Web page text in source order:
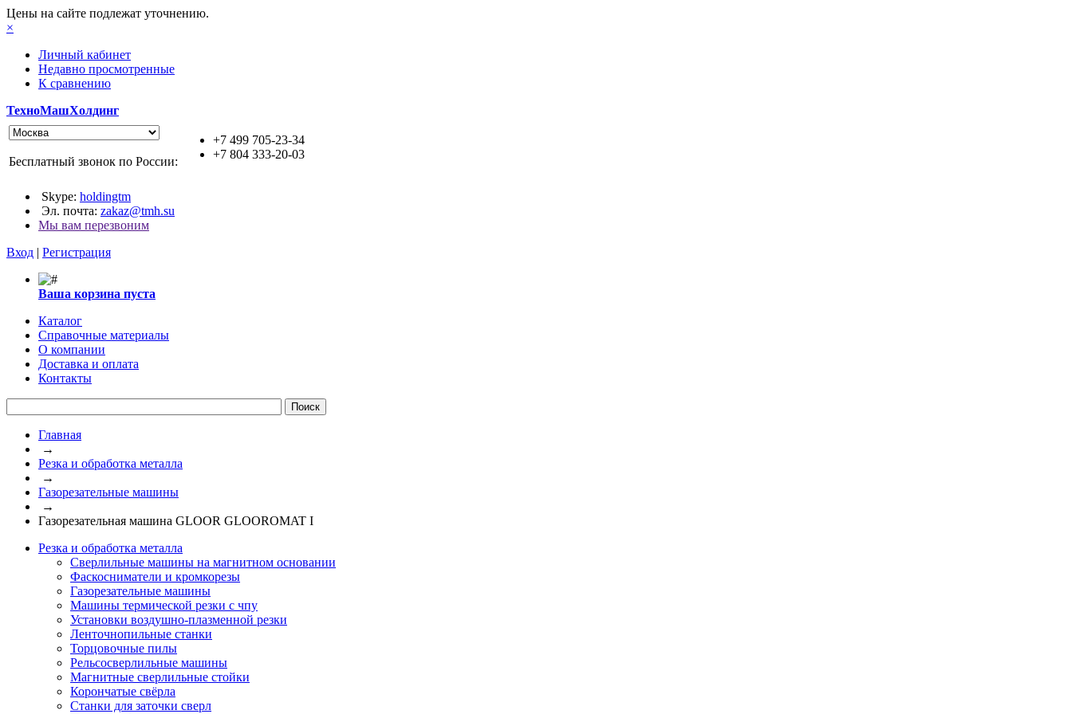
Цены на сайте подлежат уточнению.
×
Личный кабинет
Недавно просмотренные
К сравнению
ТехноМашХолдинг
+7 499 705-23-34
+7 804 333-20-03
Бесплатный звонок по России:
Skype: holdingtm
Эл. почта: zakaz@tmh.su
Мы вам перезвоним
Вход | Регистрация
Ваша корзина пуста
Каталог
Справочные материалы
О компании
Доставка и оплата
Контакты
Главная
→
Резка и обработка металла
→
Газорезательные машины
→
Газорезательная машина GLOOR GLOOROMAT I
Резка и обработка металла
Сверлильные машины на магнитном основании
Фаскосниматели и кромкорезы
Газорезательные машины
Машины термической резки с чпу
Установки воздушно-плазменной резки
Ленточнопильные станки
Торцовочные пилы
Рельсосверлильные машины
Магнитные сверлильные стойки
Корончатые свёрла
Станки для заточки сверл